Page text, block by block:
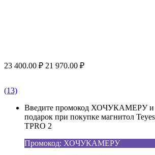
23 400.00 ₽ 21 970.00 ₽
(13)
Введите промокод ХОЧУКАМЕРУ и
подарок при покупке магнитол
TPRO 2
Промокод: ХОЧУКАМЕРУ